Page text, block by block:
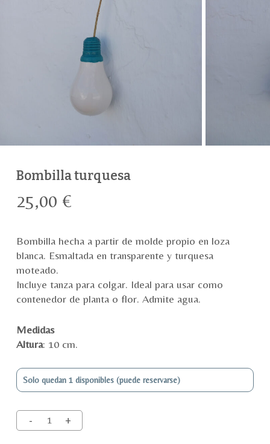
Bombilla turquesa
25,00 €
Bombilla hecha a partir de molde propio en loza
blanca. Esmaltada en transparente y turquesa
moteado.
Incluye tanza para colgar. Ideal para usar como
contenedor de planta o flor. Admite agua.
Medidas
Altura: 10 cm.
Solo quedan 1 disponibles (puede reservarse)